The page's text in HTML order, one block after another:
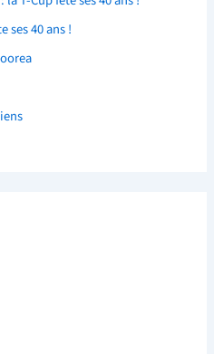
ses 40 ans !